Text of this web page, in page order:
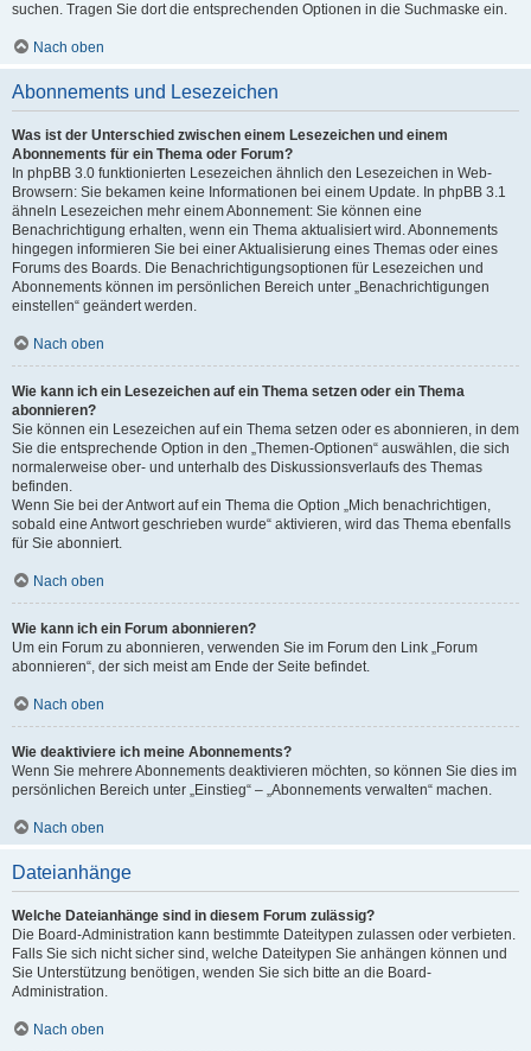
suchen. Tragen Sie dort die entsprechenden Optionen in die Suchmaske ein.
Nach oben
Abonnements und Lesezeichen
Was ist der Unterschied zwischen einem Lesezeichen und einem
Abonnements für ein Thema oder Forum?
In phpBB 3.0 funktionierten Lesezeichen ähnlich den Lesezeichen in Web-
Browsern: Sie bekamen keine Informationen bei einem Update. In phpBB 3.1
ähneln Lesezeichen mehr einem Abonnement: Sie können eine
Benachrichtigung erhalten, wenn ein Thema aktualisiert wird. Abonnements
hingegen informieren Sie bei einer Aktualisierung eines Themas oder eines
Forums des Boards. Die Benachrichtigungsoptionen für Lesezeichen und
Abonnements können im persönlichen Bereich unter „Benachrichtigungen
einstellen“ geändert werden.
Nach oben
Wie kann ich ein Lesezeichen auf ein Thema setzen oder ein Thema
abonnieren?
Sie können ein Lesezeichen auf ein Thema setzen oder es abonnieren, in dem
Sie die entsprechende Option in den „Themen-Optionen“ auswählen, die sich
normalerweise ober- und unterhalb des Diskussionsverlaufs des Themas
befinden.
Wenn Sie bei der Antwort auf ein Thema die Option „Mich benachrichtigen,
sobald eine Antwort geschrieben wurde“ aktivieren, wird das Thema ebenfalls
für Sie abonniert.
Nach oben
Wie kann ich ein Forum abonnieren?
Um ein Forum zu abonnieren, verwenden Sie im Forum den Link „Forum
abonnieren“, der sich meist am Ende der Seite befindet.
Nach oben
Wie deaktiviere ich meine Abonnements?
Wenn Sie mehrere Abonnements deaktivieren möchten, so können Sie dies im
persönlichen Bereich unter „Einstieg“ – „Abonnements verwalten“ machen.
Nach oben
Dateianhänge
Welche Dateianhänge sind in diesem Forum zulässig?
Die Board-Administration kann bestimmte Dateitypen zulassen oder verbieten.
Falls Sie sich nicht sicher sind, welche Dateitypen Sie anhängen können und
Sie Unterstützung benötigen, wenden Sie sich bitte an die Board-
Administration.
Nach oben